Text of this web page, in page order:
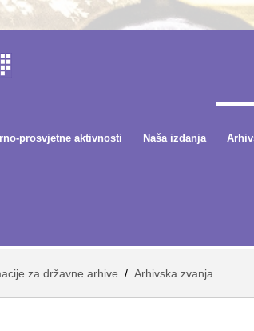
prosvjetne aktivnosti Naša izdanja
za državne arhive / Arhivska zvanja